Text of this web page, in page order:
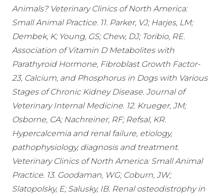
Animals? Veterinary Clinics of North America:
Small Animal Practice. 11. Parker, VJ; Harjes, LM;
Dembek, K; Young, GS; Chew, DJ; Toribio, RE.
Association of Vitamin D Metabolites with
Parathyroid Hormone, Fibroblast Growth Factor-
23, Calcium, and Phosphorus in Dogs with Various
Stages of Chronic Kidney Disease. Journal of
Veterinary Internal Medicine. 12. Krueger, JM;
Osborne, CA; Nachreiner, RF; Refsal, KR.
Hypercalcemia and renal failure, etiology,
pathophysiology, diagnosis and treatment.
Veterinary Clinics of North America: Small Animal
Practice. 13. Goodaman, WG; Coburn, JW;
Slatopolsky, E; Salusky, IB. Renal osteodistrophy in